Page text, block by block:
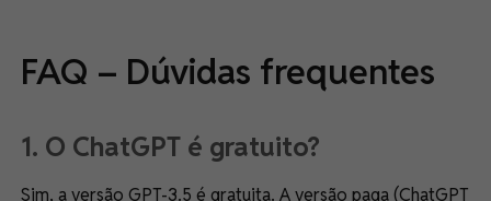
FAQ – Dúvidas frequentes
1. O ChatGPT é gratuito?
Sim, a versão GPT-3.5 é gratuita. A versão paga (ChatGPT